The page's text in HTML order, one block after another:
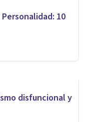
10
y
disfuncional y